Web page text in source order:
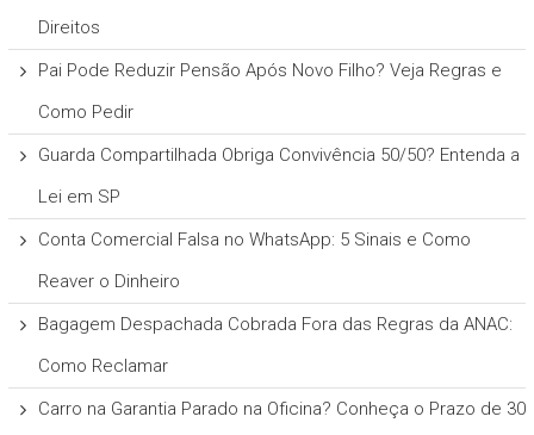
Direitos
Pai Pode Reduzir Pensão Após Novo Filho? Veja Regras e
Como Pedir
Guarda Compartilhada Obriga Convivência 50/50? Entenda a
Lei em SP
Conta Comercial Falsa no WhatsApp: 5 Sinais e Como
Reaver o Dinheiro
Bagagem Despachada Cobrada Fora das Regras da ANAC:
Como Reclamar
Carro na Garantia Parado na Oficina? Conheça o Prazo de 30